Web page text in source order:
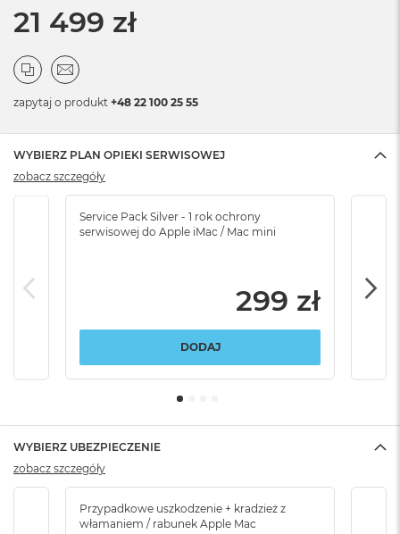
21 499 zł
zapytaj o produkt +48 22 100 25 55
WYBIERZ PLAN OPIEKI SERWISOWEJ
Service Pack Silver - 1 rok ochrony
serwisowej do Apple iMac / Mac mini
299 zł
DODAJ
zobacz szczegóły
WYBIERZ UBEZPIECZENIE
Przypadkowe uszkodzenie + kradzież z
włamaniem / rabunek Apple Mac
zobacz szczegóły